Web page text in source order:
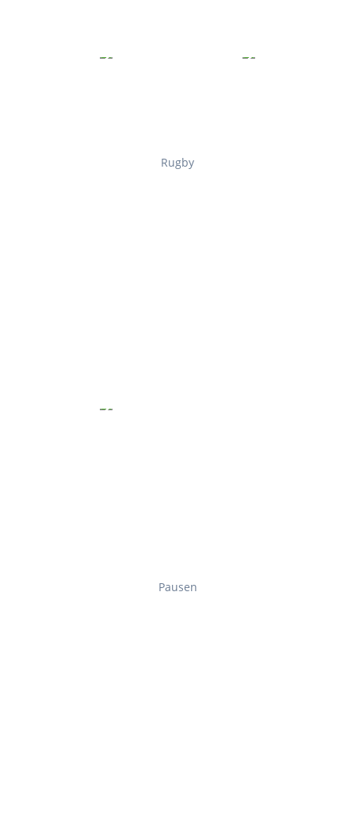
Rugby
Pausen